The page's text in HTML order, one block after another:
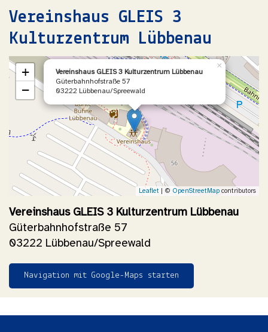
Vereinshaus GLEIS 3
Kulturzentrum Lübbenau
Vereinshaus GLEIS 3 Kulturzentrum Lübbenau
Güterbahnhofstraße 57
03222 Lübbenau/Spreewald
×
+
−
Leaflet | © OpenStreetMap contributors
Vereinshaus GLEIS 3 Kulturzentrum Lübbenau
Güterbahnhofstraße 57
03222 Lübbenau/Spreewald
Navigation mit Google-Maps starten